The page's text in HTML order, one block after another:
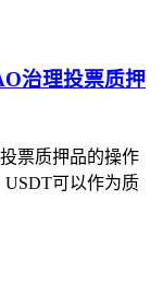
治理投票质押
票质押品的操作
可以作为质